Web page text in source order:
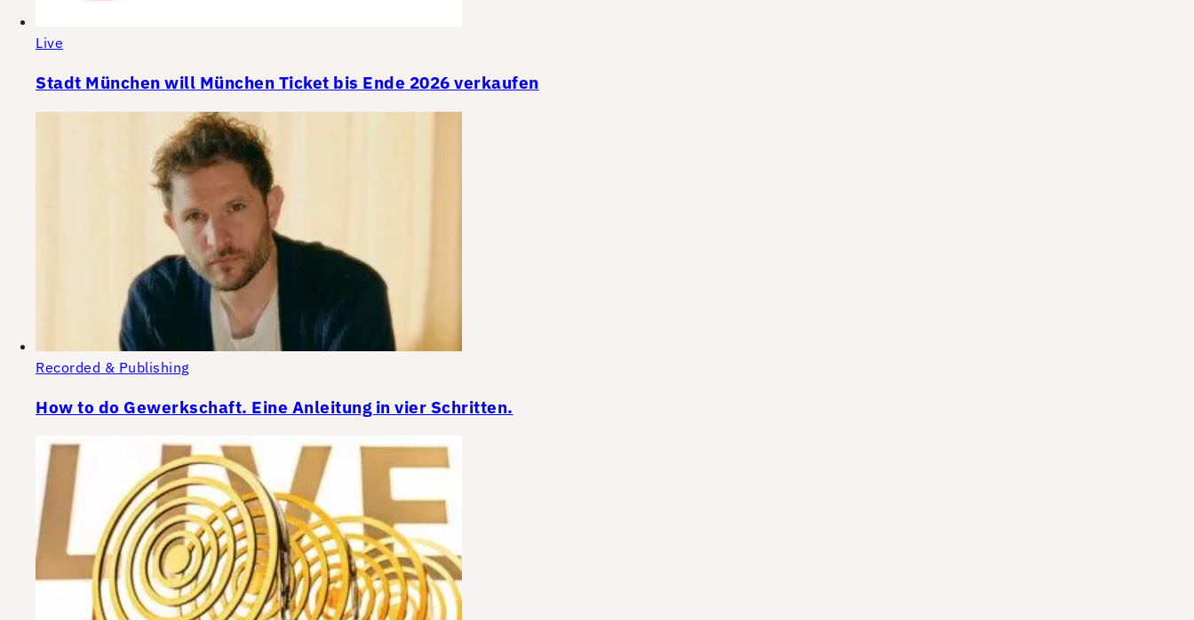
Live
Stadt München will München Ticket bis Ende 2026 verkaufen
Recorded & Publishing
How to do Gewerkschaft. Eine Anleitung in vier Schritten.